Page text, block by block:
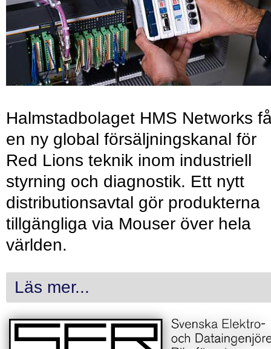
Halmstadbolaget HMS Networks
en ny global försäljningskanal för
Red Lions teknik inom industriell
styrning och diagnostik. Ett nytt
distributionsavtal gör produkterna
tillgängliga via Mouser över hela
världen.
Läs mer...